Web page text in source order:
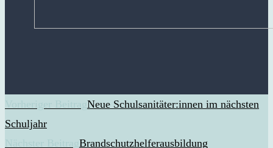
ARTIKEL
Neue Schulsanitäter:innen im nächsten
Schuljahr
Brandschutzhelferausbildung